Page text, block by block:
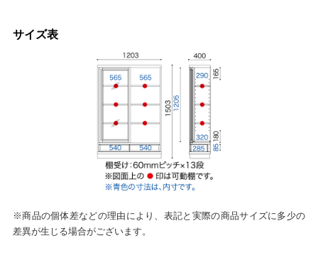
サイズ表
※商品の個体差などの理由により、表記と実際の商品サイズに多少の
差異が生じる場合がございます。